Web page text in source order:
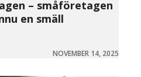
– småföretagen
en smäll
NOVEMBER 14, 2025